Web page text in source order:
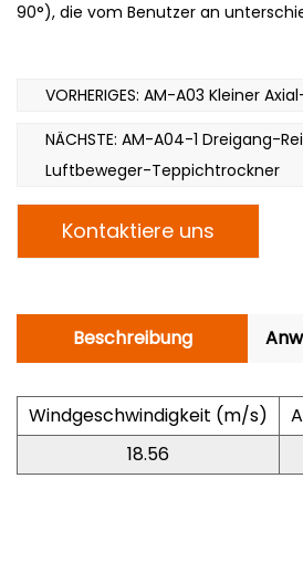
90°), die vom Benutzer an
Flächen und enge Bereiche. Es ist
einfacher Teppichtrockner, es ist
zur Verbesserung der
bietet.
VORHERIGES: AM-A03 Kleiner
NÄCHSTE: AM-A04-1 Dreigang-
Luftbeweger-Teppichtrockner
Kontaktiere uns
Beschreibung
Windgeschwindigkeit (m/s)
18.56